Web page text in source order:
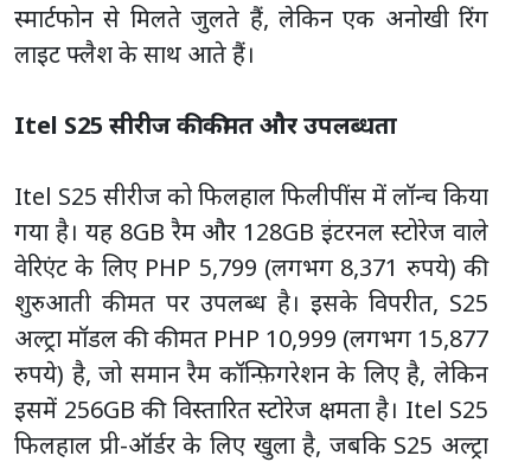
स्मार्टफोन से मिलते जुलते हैं, लेकिन एक अनोखी रिंग
लाइट फ्लैश के साथ आते हैं।
Itel S25 सीरीज की कीमत और उपलब्धता
Itel S25 सीरीज को फिलहाल फिलीपींस में लॉन्च किया
गया है। यह 8GB रैम और 128GB इंटरनल स्टोरेज वाले
वेरिएंट के लिए PHP 5,799 (लगभग 8,371 रुपये) की
शुरुआती कीमत पर उपलब्ध है। इसके विपरीत, S25
अल्ट्रा मॉडल की कीमत PHP 10,999 (लगभग 15,877
रुपये) है, जो समान रैम कॉन्फ़िगरेशन के लिए है, लेकिन
इसमें 256GB की विस्तारित स्टोरेज क्षमता है। Itel S25
फिलहाल प्री-ऑर्डर के लिए खुला है, जबकि S25 अल्ट्रा